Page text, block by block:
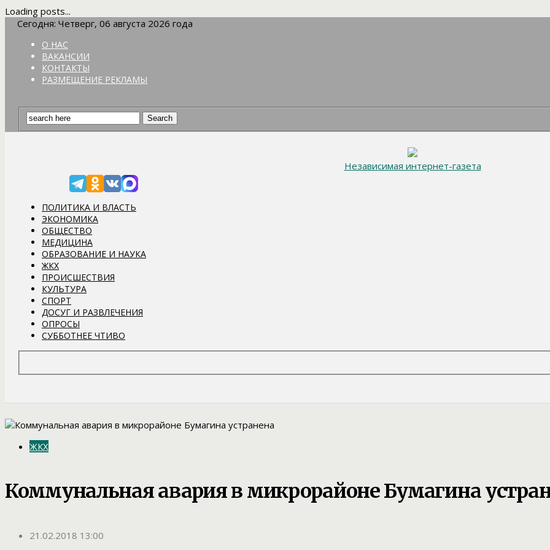
Loading posts...
Сегодня: Четверг, 06 августа 2026 года
О НАС
ВАКАНСИИ
КОНТАКТЫ
РАЗМЕЩЕНИЕ РЕКЛАМЫ
Независимая интернет-газета
ПОЛИТИКА И ВЛАСТЬ
ЭКОНОМИКА
ОБЩЕСТВО
МЕДИЦИНА
ОБРАЗОВАНИЕ И НАУКА
ЖКХ
ПРОИСШЕСТВИЯ
КУЛЬТУРА
СПОРТ
ДОСУГ И РАЗВЛЕЧЕНИЯ
ОПРОСЫ
СУББОТНЕЕ ЧТИВО
ЖКХ
Коммунальная авария в микрорайоне Бумагина
21.02.2018 13:00